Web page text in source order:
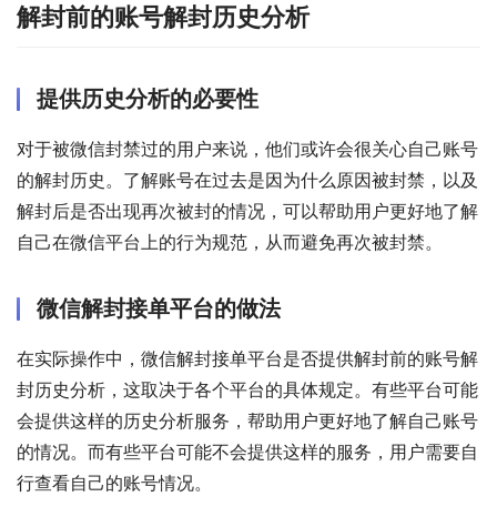
解封前的账号解封历史分析
提供历史分析的必要性
对于被微信封禁过的用户来说，他们或许会很关心自己账号
的解封历史。了解账号在过去是因为什么原因被封禁，以及
解封后是否出现再次被封的情况，可以帮助用户更好地了解
自己在微信平台上的行为规范，从而避免再次被封禁。
微信解封接单平台的做法
在实际操作中，微信解封接单平台是否提供解封前的账号解
封历史分析，这取决于各个平台的具体规定。有些平台可能
会提供这样的历史分析服务，帮助用户更好地了解自己账号
的情况。而有些平台可能不会提供这样的服务，用户需要自
行查看自己的账号情况。